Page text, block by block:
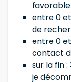
entre 0
de
entre 0
contact
sur la fin
je